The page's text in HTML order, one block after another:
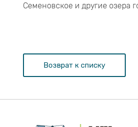
Семеновское и другие озера
Возврат к списку